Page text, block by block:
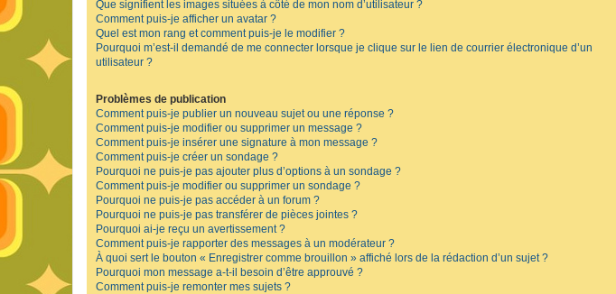
Que signifient les images situées à côté de mon nom d’utilisateur ?
Comment puis-je afficher un avatar ?
Quel est mon rang et comment puis-je le modifier ?
Pourquoi m’est-il demandé de me connecter lorsque je clique sur le lien de courrier électronique d’un
utilisateur ?
Problèmes de publication
Comment puis-je publier un nouveau sujet ou une réponse ?
Comment puis-je modifier ou supprimer un message ?
Comment puis-je insérer une signature à mon message ?
Comment puis-je créer un sondage ?
Pourquoi ne puis-je pas ajouter plus d’options à un sondage ?
Comment puis-je modifier ou supprimer un sondage ?
Pourquoi ne puis-je pas accéder à un forum ?
Pourquoi ne puis-je pas transférer de pièces jointes ?
Pourquoi ai-je reçu un avertissement ?
Comment puis-je rapporter des messages à un modérateur ?
À quoi sert le bouton « Enregistrer comme brouillon » affiché lors de la rédaction d’un sujet ?
Pourquoi mon message a-t-il besoin d’être approuvé ?
Comment puis-je remonter mes sujets ?